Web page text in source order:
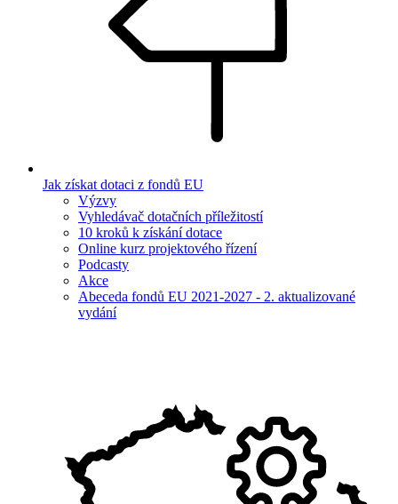
Jak získat dotaci z fondů EU
Výzvy
Vyhledávač dotačních příležitostí
10 kroků k získání dotace
Online kurz projektového řízení
Podcasty
Akce
Abeceda fondů EU 2021-2027 - 2. aktualizované
vydání